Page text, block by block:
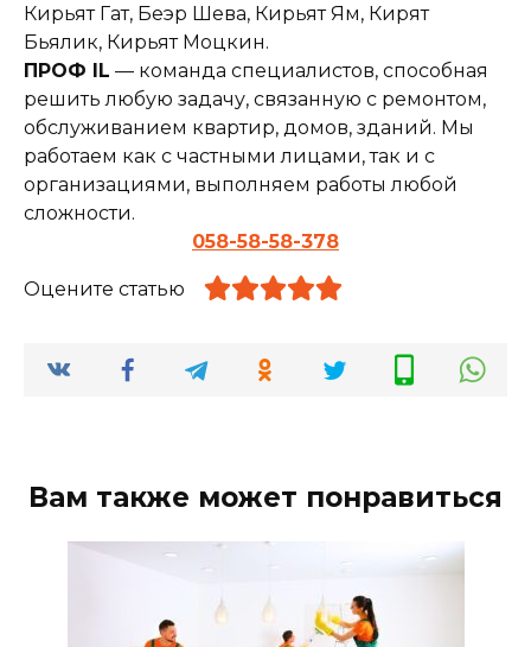
Кирьят Гат, Беэр Шева, Кирьят Ям, Кирят
Бьялик, Кирьят Моцкин.
ПРОФ IL — команда специалистов, способная
решить любую задачу, связанную с ремонтом,
обслуживанием квартир, домов, зданий. Мы
работаем как с частными лицами, так и с
организациями, выполняем работы любой
сложности.
058-58-58-378
Оцените статью
Вам также может понравиться